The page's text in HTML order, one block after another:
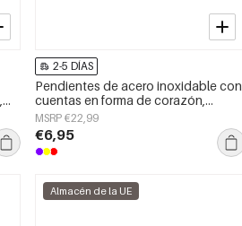
2-5 DÍAS
Pendientes de acero inoxidable con
cuentas en forma de corazón,
sencillos, de la serie Daily Simple.
Joyería para mujer.
MSRP €22,99
€6,95
Almacén de la UE